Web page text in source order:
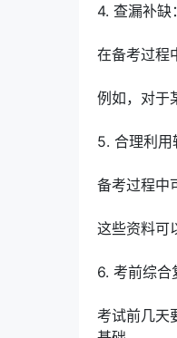
4. 查漏补缺：
在备考过程
例如，对于
5. 合理利用
备考过程中
这些资料可
6. 考前综合
考试前几天